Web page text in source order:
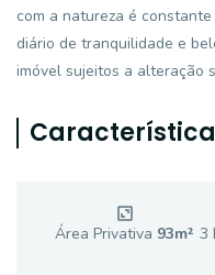
com a natureza é
diário de tranquilidade e
imóvel sujeitos a alteração
Área Privativa 93m² 3